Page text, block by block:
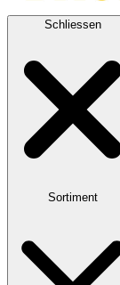
Schliessen
Sortiment